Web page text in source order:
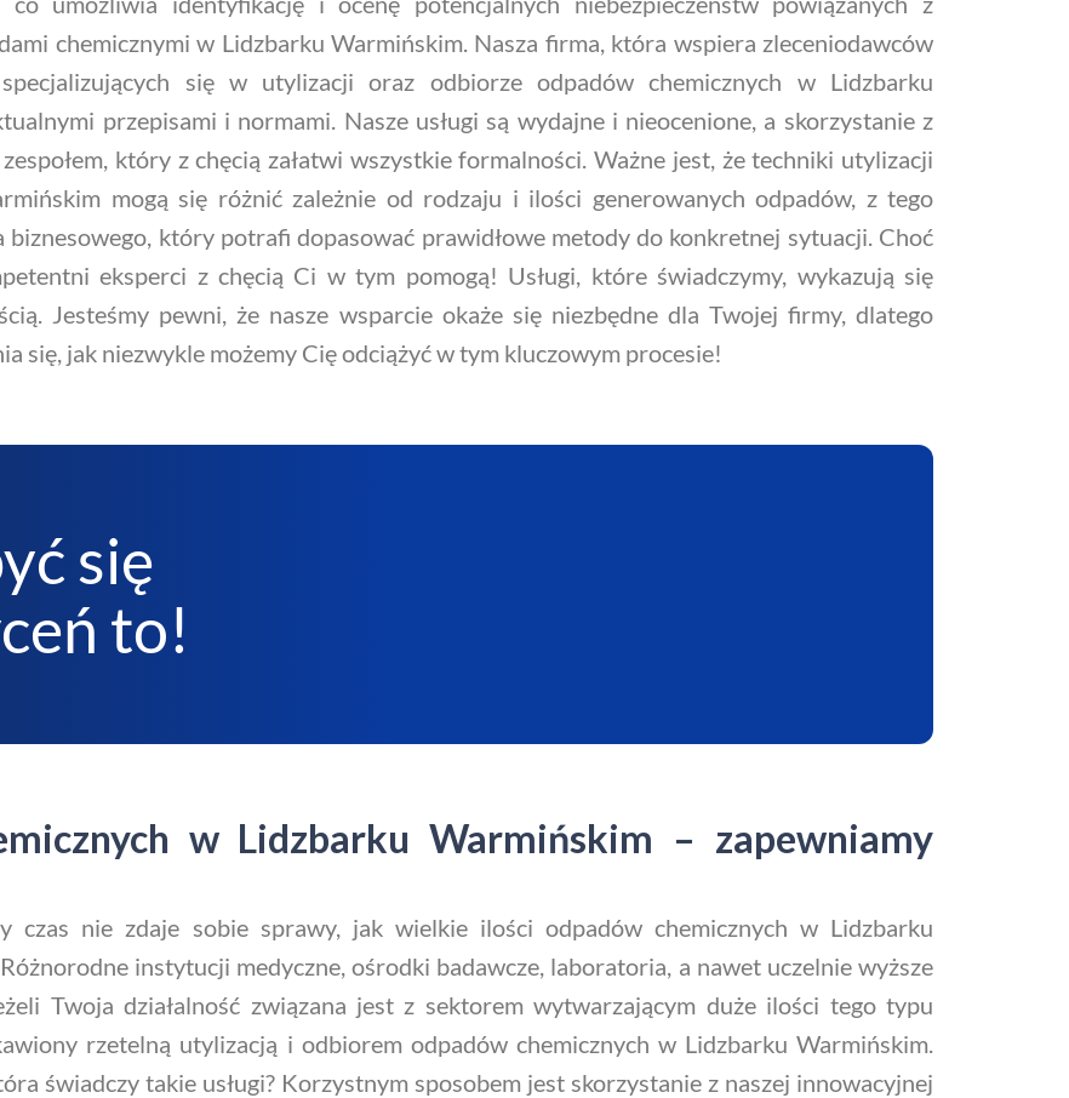
chemicznymi w Lidzbarku Warmińskim. Nasza firma, która wspiera zleceniodawców
się w utylizacji oraz odbiorze odpadów chemicznych w Lidzbarku
przepisami i normami. Nasze usługi są wydajne i nieocenione, a skorzystanie z
który z chęcią załatwi wszystkie formalności. Ważne jest, że techniki utylizacji
mogą się różnić zależnie od rodzaju i ilości generowanych odpadów, z tego
który potrafi dopasować prawidłowe metody do konkretnej sytuacji. Choć
eksperci z chęcią Ci w tym pomogą! Usługi, które świadczymy, wykazują się
Jesteśmy pewni, że nasze wsparcie okaże się niezbędne dla Twojej firmy, dlatego
się, jak niezwykle możemy Cię odciążyć w tym kluczowym procesie!
się
to!
w Lidzbarku Warmińskim – zapewniamy
czas nie zdaje sobie sprawy, jak wielkie ilości odpadów chemicznych w Lidzbarku
instytucji medyczne, ośrodki badawcze, laboratoria, a nawet uczelnie wyższe
Twoja działalność związana jest z sektorem wytwarzającym duże ilości tego typu
rzetelną utylizacją i odbiorem odpadów chemicznych w Lidzbarku Warmińskim.
świadczy takie usługi? Korzystnym sposobem jest skorzystanie z naszej innowacyjnej